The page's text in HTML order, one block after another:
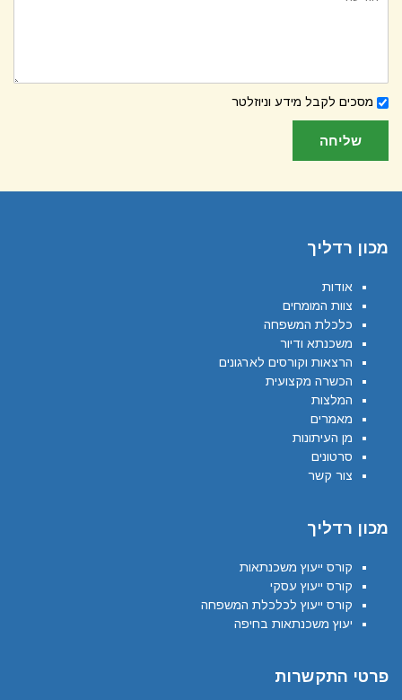
לקבלת
ניוזלטר
מסכים לקבל מידע וניוזלטר
שליחה
מכון רדליך
אודות
צוות המומחים
כלכלת המשפחה
משכנתא ודיור
הרצאות וקורסים לארגונים
הכשרה מקצועית
המלצות
מאמרים
מן העיתונות
סרטונים
צור קשר
מכון רדליך
קורס ייעוץ משכנתאות
קורס ייעוץ עסקי
קורס ייעוץ לכלכלת המשפחה
יעוץ משכנתאות בחיפה
פרטי התקשרות